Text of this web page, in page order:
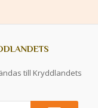
till Kryddlandets